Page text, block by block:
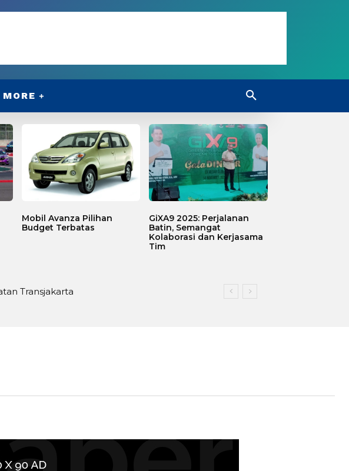
MORE
Mobil Avanza Pilihan
Budget Terbatas
GiXA9 2025: Perjalanan
Batin, Semangat
Kolaborasi dan Kerjasama
Tim
Transjakarta